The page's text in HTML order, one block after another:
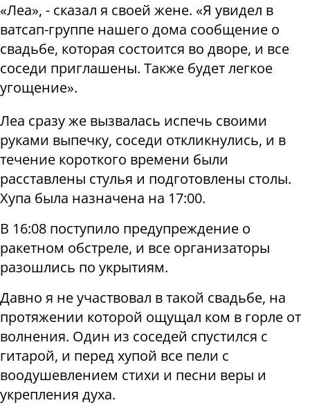
«Леа», - сказал я своей жене. «Я увидел в
ватсап-группе нашего дома сообщение о
свадьбе, которая состоится во дворе, и все
соседи приглашены. Также будет легкое
угощение».
Леа сразу же вызвалась испечь своими
руками выпечку, соседи откликнулись, и в
течение короткого времени были
расставлены стулья и подготовлены столы.
Хупа была назначена на 17:00.
В 16:08 поступило предупреждение о
ракетном обстреле, и все организаторы
разошлись по укрытиям.
Давно я не участвовал в такой свадьбе, на
протяжении которой ощущал ком в горле от
волнения. Один из соседей спустился с
гитарой, и перед хупой все пели с
воодушевлением стихи и песни веры и
укрепления духа.